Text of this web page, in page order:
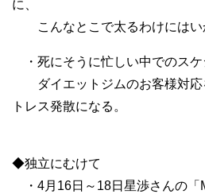
に、
こんなとこで太るわけにはい
・死にそうに忙しい中でのス
ダイエットジムのお客様対応
トレス発散になる。
◆独立にむけて
・4月16日～18日星渉さんの「